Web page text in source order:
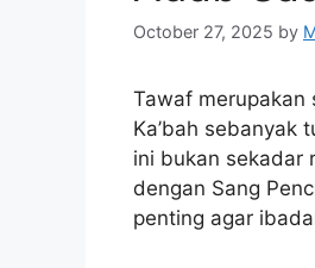
October 27, 2025 by
Tawaf merupakan
Ka’bah sebanyak
ini bukan sekadar
dengan Sang
penting agar